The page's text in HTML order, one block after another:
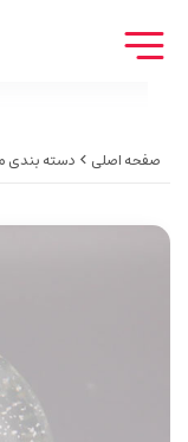
صفحه اصلی دسته بندی